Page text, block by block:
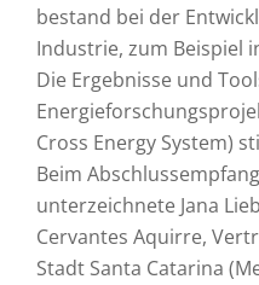
bestand bei der
Industrie, zum Beispiel
Die Ergebnisse und
Cross Energy System)
Beim
unterzeichnete Jana
Cervantes Aquirre,
Stadt Santa Catarina